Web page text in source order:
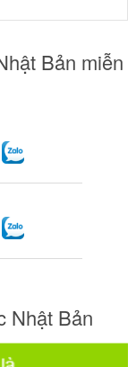
Bản miễn
Nhật Bản